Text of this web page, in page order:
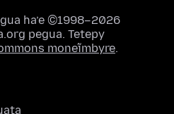
ha’e ©1998–2026
pegua. Tetepy
moneĩmbyre.